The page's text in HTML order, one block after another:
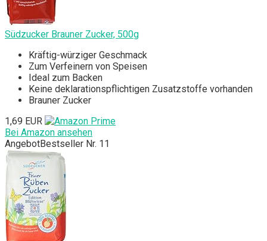
Südzucker Brauner Zucker, 500g
Kräftig-würziger Geschmack
Zum Verfeinern von Speisen
Ideal zum Backen
‎Keine deklarationspflichtigen Zusatzstoffe vorhanden
Brauner Zucker
1,69 EUR
Bei Amazon ansehen
AngebotBestseller Nr. 11